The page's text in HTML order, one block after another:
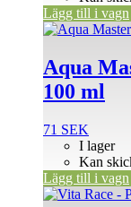
Lägg till i vagn
Aqua
100 ml
71 SEK
I lager
Kan
Lägg till i vagn
Den